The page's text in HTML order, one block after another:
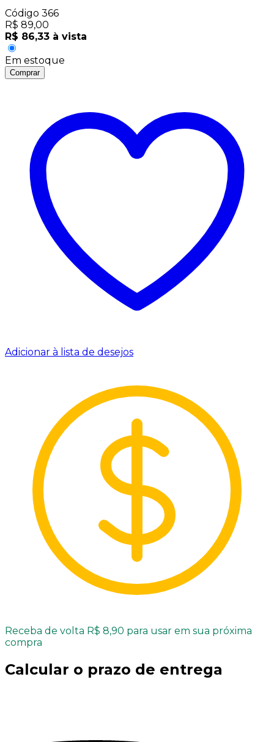
Código 366
R$ 89,00
R$ 86,33 à vista
Em estoque
Comprar
Adicionar à lista de desejos
Receba de volta R$ 8,90 para usar em sua próxima
compra
Calcular o prazo de entrega